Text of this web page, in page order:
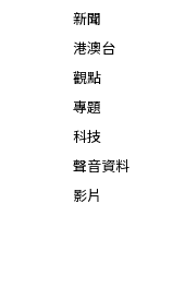
新聞
港澳台
觀點
專題
科技
聲音資料
影片